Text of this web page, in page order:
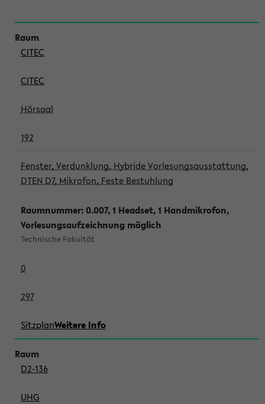
CITEC
CITEC
Hörsaal
192
Fenster, Verdunklung, Hybride Vorlesungsausstattung,
DTEN D7, Mikrofon, Feste Bestuhlung
Raumnummer: 0.007, 1 Headset, 1 Handmikrofon,
Vorlesungsaufzeichnung möglich
Technische Fakultät
0
297
SitzplanWeitere Info
D2-136
UHG